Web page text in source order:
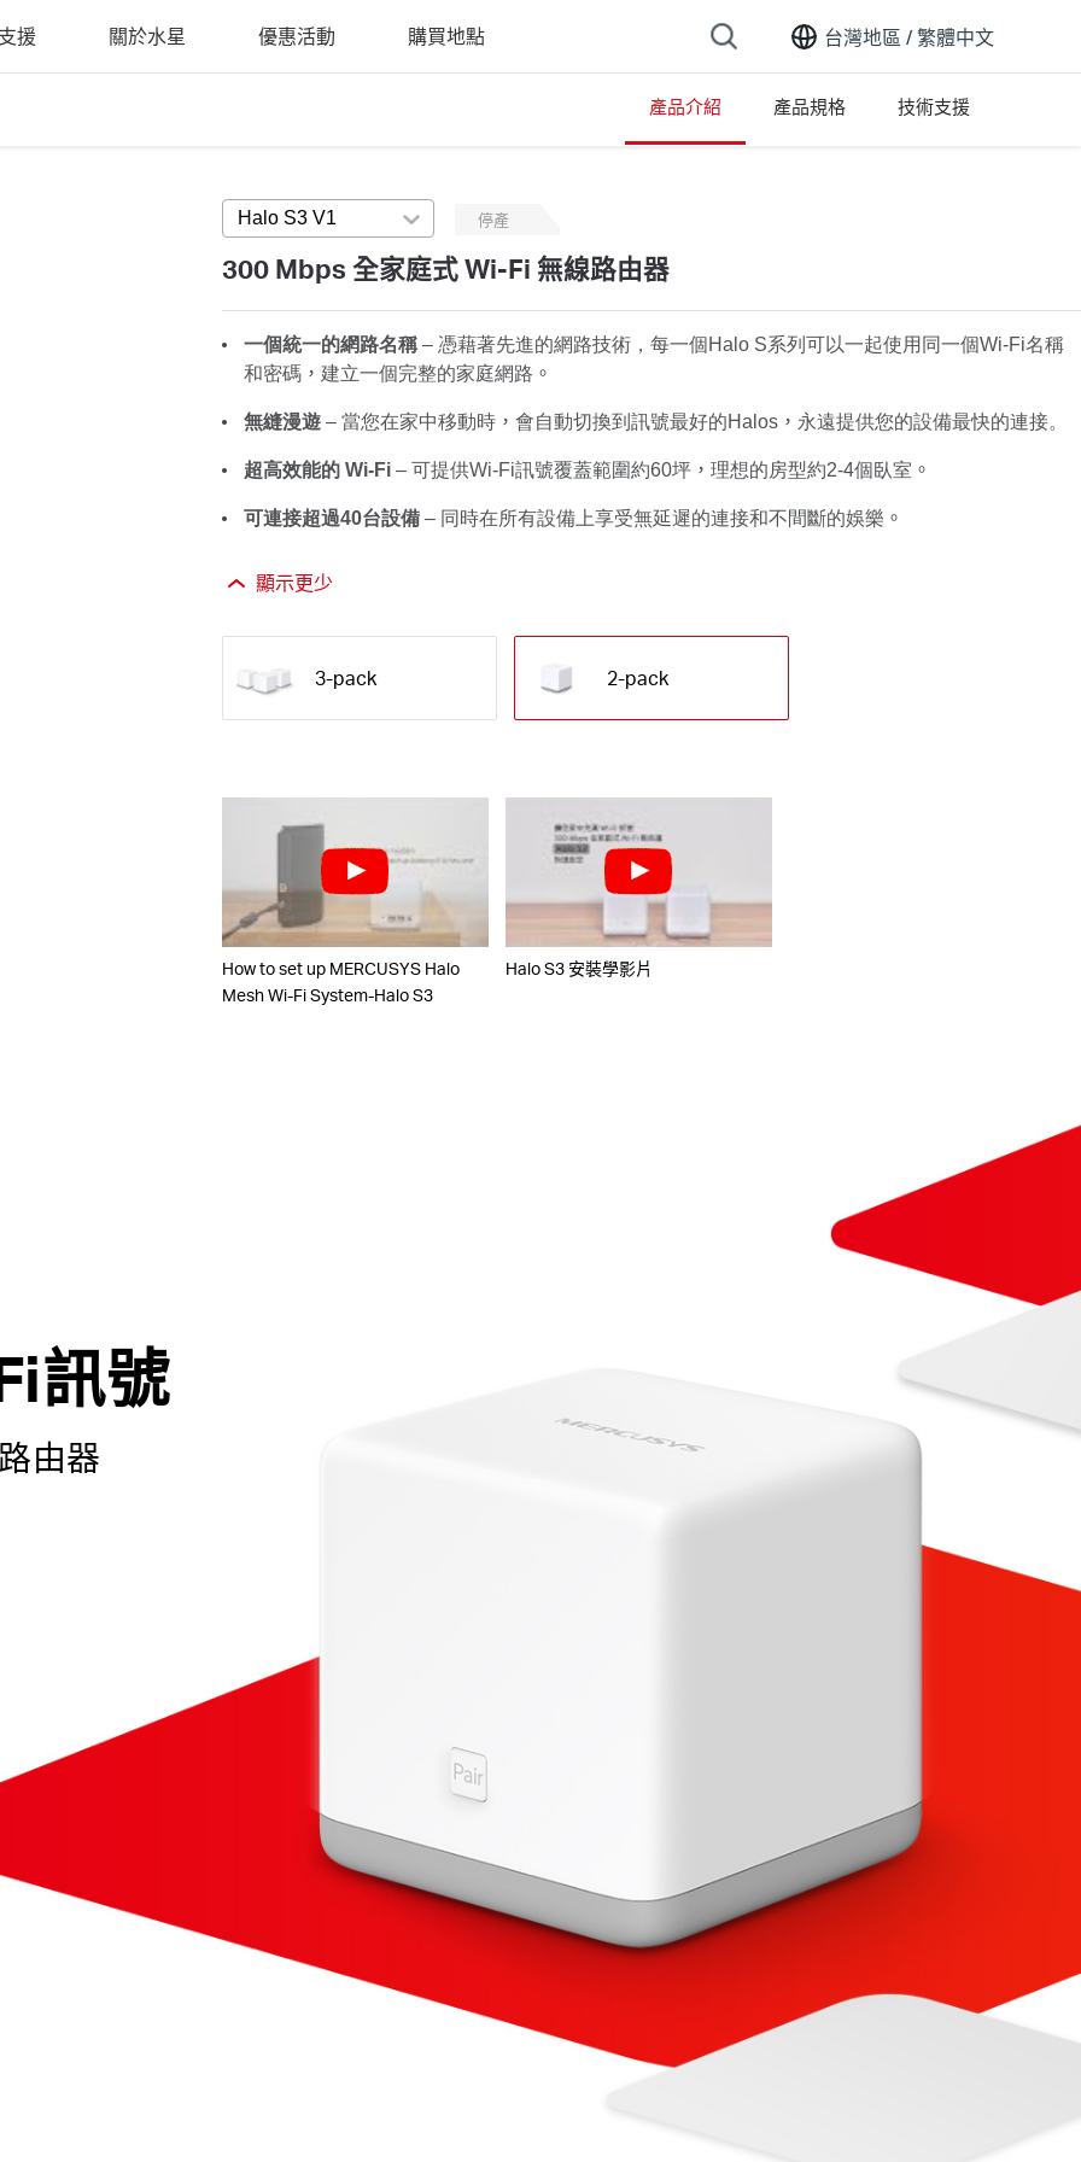
台灣地區 /繁體中文
援 關於水星 優惠活動 購買地點
產品介紹 產品規格 技術支援
Halo S3 V1 Press enter to open version list
停產
300 Mbps 全家庭式 Wi-Fi 無線路由器
一個統一的網路名稱– 憑藉著先進的網路技術，每一個Halo S系列可以一起使用同一個Wi-Fi名稱
和密碼， 建立一個完整的家庭網路 。
無縫漫遊– 當您在家中移動時， 會自動切換到訊號最好的Halos， 永遠提供您的設備最快的連接。
超高效能的 Wi-Fi– 可提供Wi-Fi訊號覆蓋範圍約60坪， 理想的房型約2-4個臥室 。
可連接超過40台設備– 同時在所有設備上享受無延遲的連接和不間斷的娛樂 。
顯示更少
3-pack 2-pack
How to set up MERCUSYS Halo
Mesh Wi-Fi System-Halo S3
Halo S3 安裝學影片
訊號
由器